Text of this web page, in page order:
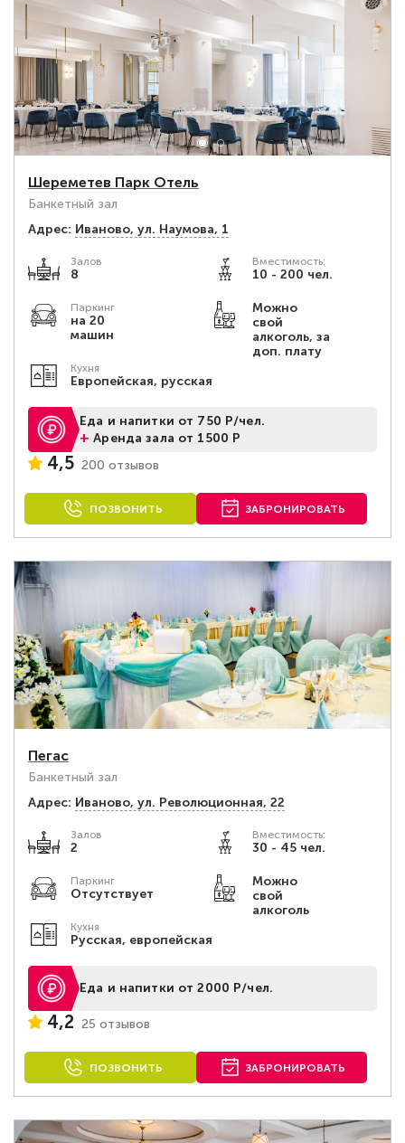
Шереметев Парк Отель
Банкетный зал
Адрес: Иваново, ул. Наумова, 1
Залов
8
Вместимость:
10 - 200 чел.
Паркинг
на 20
машин
Можно
свой
алкоголь, за
доп. плату
Кухня
Европейская, русская
Еда и напитки от 750 Р/чел.
+Аренда зала от 1500 Р
4,5 200 отзывов
ПОЗВОНИТЬ ЗАБРОНИРОВАТЬ
Пегас
Банкетный зал
Адрес: Иваново, ул. Революционная, 22
Залов
2
Вместимость:
30 - 45 чел.
Паркинг
Отсутствует
Можно
свой
алкоголь
Кухня
Русская, европейская
Еда и напитки от 2000 Р/чел.
4,2 25 отзывов
ПОЗВОНИТЬ ЗАБРОНИРОВАТЬ